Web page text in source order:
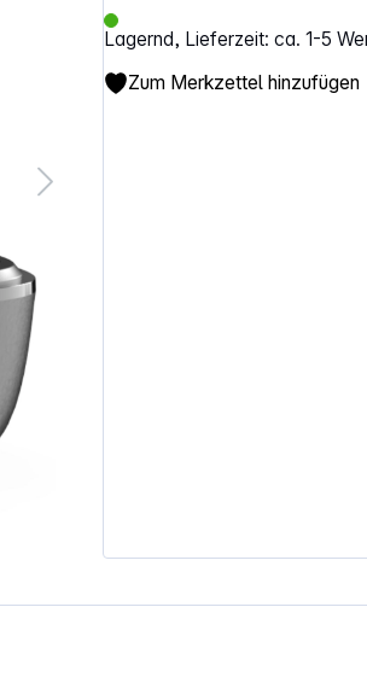
Lagernd, Lieferzeit: ca. 1-5
Zum Merkzettel hinzufügen